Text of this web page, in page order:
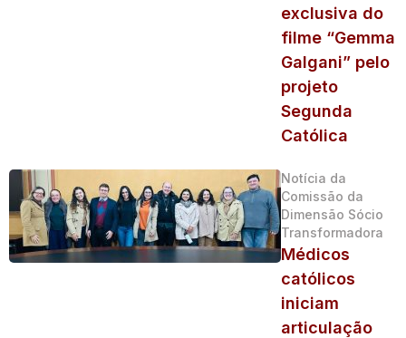
exclusiva do
filme “Gemma
Galgani” pelo
projeto
Segunda
Católica
Notícia da
Comissão da
Dimensão Sócio
Transformadora
Médicos
católicos
iniciam
articulação